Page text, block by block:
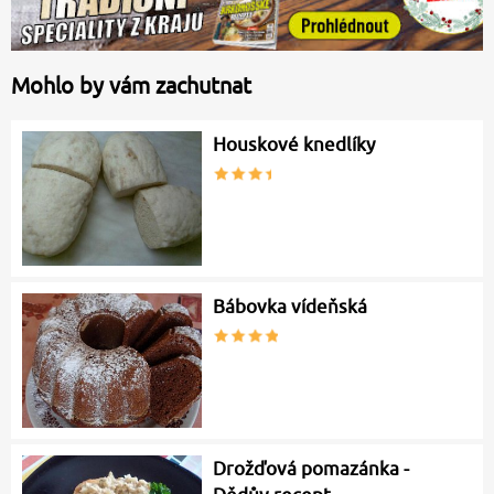
Mohlo by vám zachutnat
Houskové knedlíky
Bábovka vídeňská
Drožďová pomazánka -